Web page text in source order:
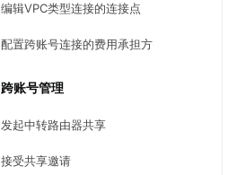
编辑VPC类型连接的连接点
配置跨账号连接的费用承担方
跨账号管理
发起中转路由器共享
接受共享邀请